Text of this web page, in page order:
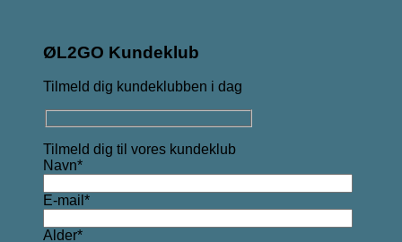
ØL2GO Kundeklub
Tilmeld dig kundeklubben i dag
Tilmeld dig til vores kundeklub
Navn*
E-mail*
Alder*